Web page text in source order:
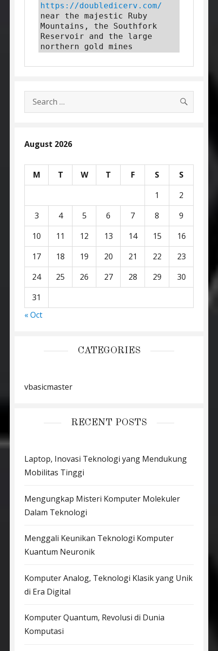
https://doubledicerv.com/
near the majestic Ruby
Mountains, the Southfork
Reservoir and the large
northern gold mines
Search
for:
August 2026
M T W T F S
S
1
2
3
4 5 6 7 8
9
10
11 12 13 14 15
16
17
18 19 20 21 22
23
24
25 26 27 28 29
30
31
« Oct
CATEGORIES
vbasicmaster
RECENT POSTS
Laptop, Inovasi Teknologi yang Mendukung
Mobilitas Tinggi
Mengungkap Misteri Komputer Molekuler
Dalam Teknologi
Menggali Keunikan Teknologi Komputer
Kuantum Neuronik
Komputer Analog, Teknologi Klasik yang Unik
di Era Digital
Komputer Quantum, Revolusi di Dunia
Komputasi